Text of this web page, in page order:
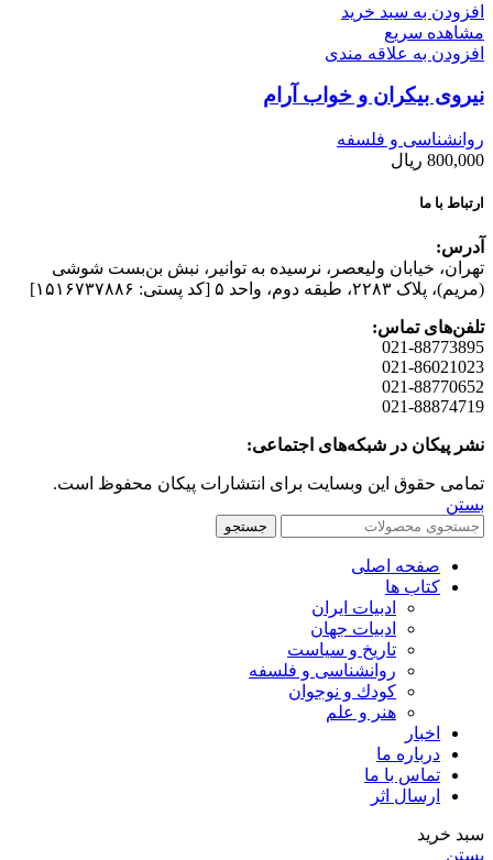
افزودن به سبد خرید
مشاهده سریع
افزودن به علاقه مندی
نیروی بیکران و خواب آرام
روانشناسی و فلسفه
800,000 ریال
ارتباط با ما
آدرس:
تهران، خیابان وليعصر، نرسيده به توانير، نبش بن‌بست شوشی
(مريم)، پلاک ۲۲۸۳، طبقه دوم، واحد ۵ [کد پستی: ۱۵۱۶۷۳۷۸۸۶]
تلفن‌های تماس:
021-88773895
021-86021023
021-88770652
021-88874719
نشر پیکان در شبکه‌های اجتماعی:
تمامی حقوق این وبسایت برای انتشارات پیکان محفوظ است.
بستن
جستجو
صفحه اصلی
کتاب ها
ادبیات ایران
ادبیات جهان
تاریخ و سیاست
روانشناسی و فلسفه
کودك و نوجوان
هنر و علم
اخبار
درباره ما
تماس با ما
ارسال اثر
سبد خرید
بستن